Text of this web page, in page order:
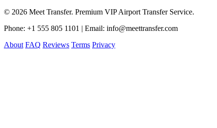
© 2026 Meet Transfer. Premium VIP Airport Transfer Service.
Phone: +1 555 805 1101 | Email: info@meettransfer.com
About FAQ Reviews Terms Privacy